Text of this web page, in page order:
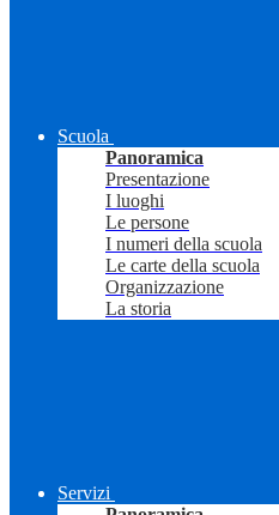
Scuola
Panoramica
Presentazione
I luoghi
Le persone
I numeri della scuola
Le carte della scuola
Organizzazione
La storia
Servizi